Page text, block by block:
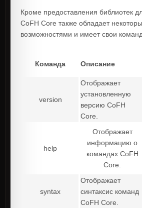
Кроме предоставления библиотек
CoFH Core также обладает
возможностями и имеет свои
Команда Описание
version
Отображает
установленную
версию CoFH
Core.
help
Отображает
информацию о
командах CoFH
Core.
syntax
Отображает
синтаксис команд
CoFH Core.